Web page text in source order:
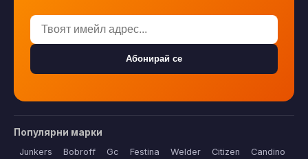
Абонирай се
Популярни марки
Junkers Bobroff Gc Festina Welder Citizen
Candino